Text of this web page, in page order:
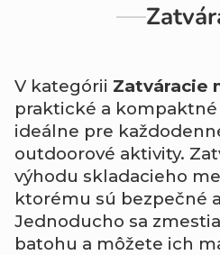
V kategórii Zatváracie
praktické a kompaktné
ideálne pre
outdoorové aktivity.
výhodu skladacieho
ktorému sú bezpečné
Jednoducho sa
batohu a môžete ich